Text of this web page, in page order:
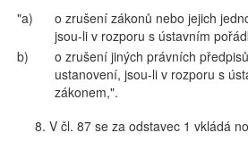
"a)
o zrušení zákonů nebo jejich
jsou-li v rozporu s ústavním
b)
o zrušení jiných právních
ustanovení, jsou-li v rozporu s
zákonem,".
8. V čl. 87 se za odstavec 1 vkládá